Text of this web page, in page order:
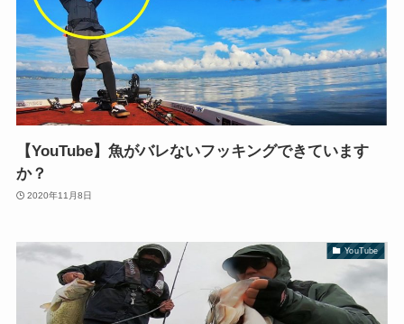
【YouTube】魚がバレないフッキングできています
か？
2020年11月8日
YouTube